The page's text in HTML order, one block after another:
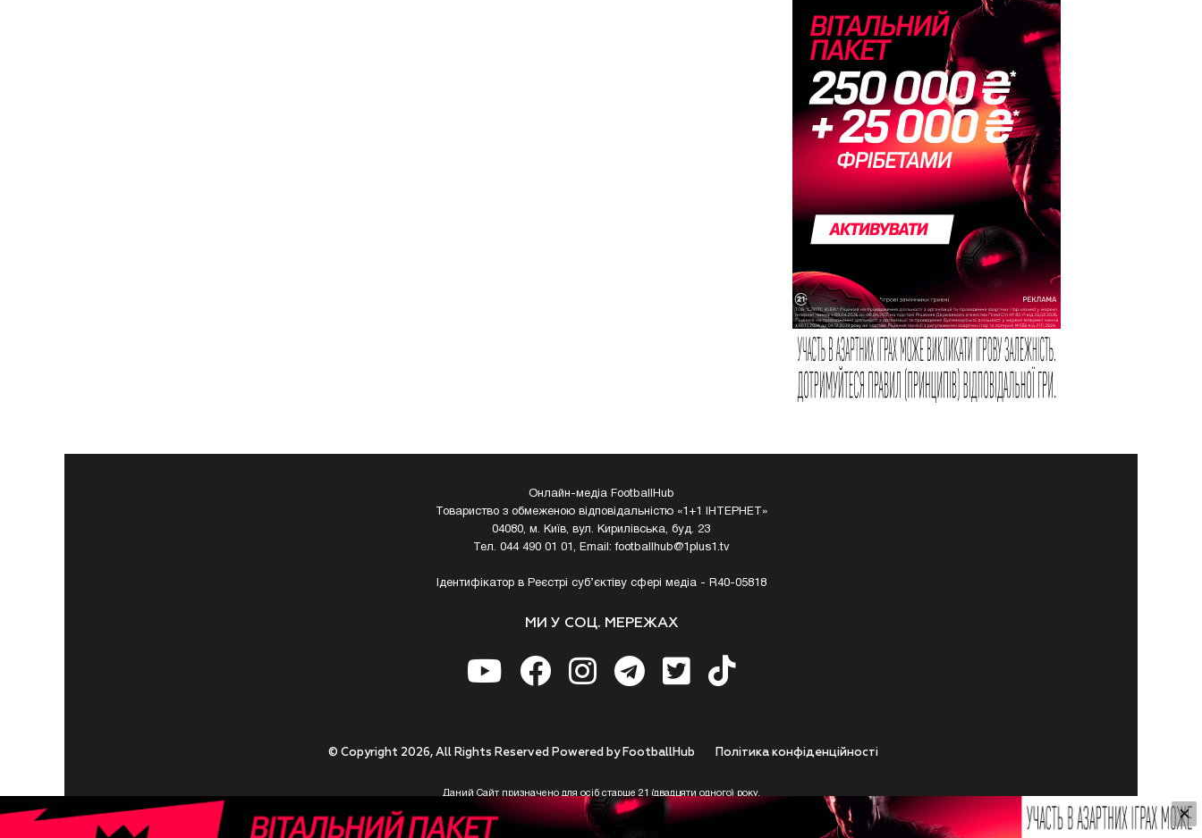
Онлайн-медіа FootballHub
Товариство з обмеженою відповідальністю «1+1 ІНТЕРНЕТ»
04080, м. Київ, вул. Кирилівська, буд. 23
Тел. 044 490 01 01, Email:footballhub@1plus1.tv
Ідентифікатор в Реєстрі суб’єктіву сфері медіа - R40-05818
МИ У СОЦ. МЕРЕЖАХ
Полiтика конфiденцiйностi
© Copyright 2026, All Rights Reserved Powered by FootballHub
Даний Сайт призначено для осіб старше 21 (двадцяти одного) року.
Приступаючи до використання https://footballhub.ua, Користувач цим підтверджує, що досяг 21-річного віку.
У разі , якщо Ви (Користувач) не досягли 21-річного віку - не розпочинайте або припиніть користування Сайтом.
×